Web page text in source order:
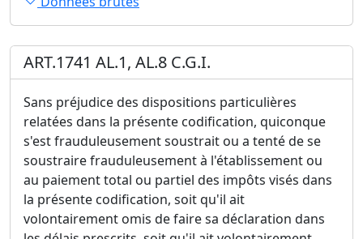
ART.1741 AL.1, AL.8 C.G.I.
Sans préjudice des dispositions particulières
relatées dans la présente codification, quiconque
s'est frauduleusement soustrait ou a tenté de se
soustraire frauduleusement à l'établissement ou
au paiement total ou partiel des impôts visés dans
la présente codification, soit qu'il ait
volontairement omis de faire sa déclaration dans